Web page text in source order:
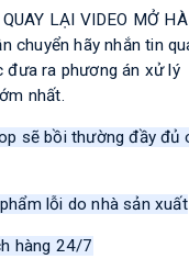
LẠI VIDEO MỞ
chuyển hãy nhắn tin
ra phương án xử lý
nhất.
sẽ bồi thường đầy đủ
lỗi do nhà sản xuất
hàng 24/7